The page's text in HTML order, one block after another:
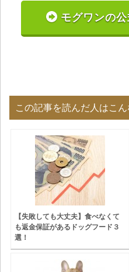
モグワンの
この記事を読んだ人はこ
【失敗しても大丈夫】食べなくて
も返金保証があるドッグフード３
選！